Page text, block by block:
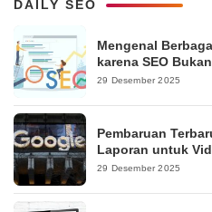
DAILY SEO
Mengenal
karena SEO
29 Desember 2025
Pembaruan
Laporan untuk
29 Desember 2025